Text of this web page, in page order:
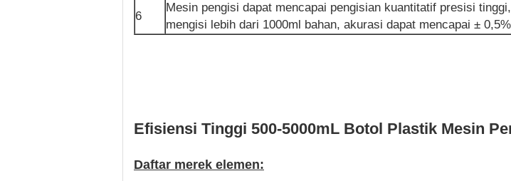
6
Mesin pengisi dapat mencapai pengisian kuantitatif presisi tinggi,
mengisi lebih dari 1000ml bahan, akurasi dapat mencapai ±
Efisiensi Tinggi 500-5000mL Botol Plastik Mesin
Daftar merek elemen: